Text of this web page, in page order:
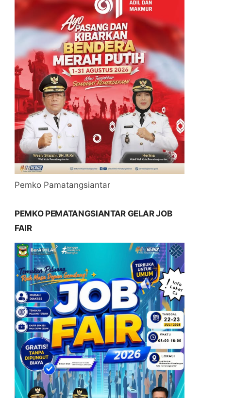
Pemko Pamatangsiantar
PEMKO PEMATANGSIANTAR GELAR JOB
FAIR